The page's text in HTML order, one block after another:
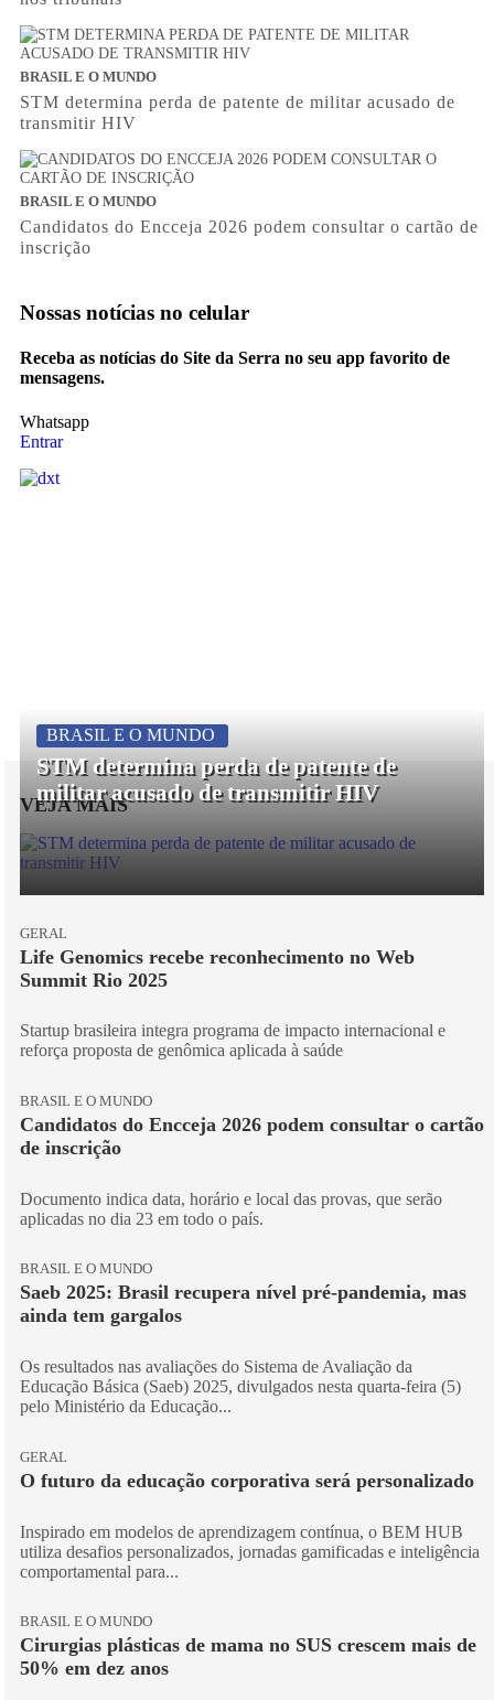
BRASIL E O MUNDO
STM determina perda de patente de militar acusado de
transmitir HIV
BRASIL E O MUNDO
Candidatos do Encceja 2026 podem consultar o cartão de
inscrição
Nossas notícias no celular
Receba as notícias do Site da Serra no seu app favorito de
mensagens.
Whatsapp
Entrar
VEJA MAIS
BRASIL E O MUNDO
STM determina perda de patente de
militar acusado de transmitir HIV
GERAL
Life Genomics recebe reconhecimento no Web
Summit Rio 2025
Startup brasileira integra programa de impacto internacional e
reforça proposta de genômica aplicada à saúde
BRASIL E O MUNDO
Candidatos do Encceja 2026 podem consultar o cartão
de inscrição
Documento indica data, horário e local das provas, que serão
aplicadas no dia 23 em todo o país.
BRASIL E O MUNDO
Saeb 2025: Brasil recupera nível pré-pandemia, mas
ainda tem gargalos
Os resultados nas avaliações do Sistema de Avaliação da
Educação Básica (Saeb) 2025, divulgados nesta quarta-feira (5)
pelo Ministério da Educação...
GERAL
O futuro da educação corporativa será personalizado
Inspirado em modelos de aprendizagem contínua, o BEM HUB
utiliza desafios personalizados, jornadas gamificadas e inteligência
comportamental para...
BRASIL E O MUNDO
Cirurgias plásticas de mama no SUS crescem mais de
50% em dez anos